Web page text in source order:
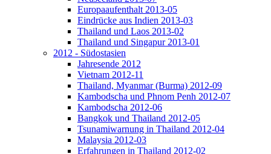
Europaaufenthalt 2013-05
Eindrücke aus Indien 2013-03
Thailand und Laos 2013-02
Thailand und Singapur 2013-01
2012 - Südostasien
Jahresende 2012
Vietnam 2012-11
Thailand, Myanmar (Burma) 2012-09
Kambodscha und Phnom Penh 2012-07
Kambodscha 2012-06
Bangkok und Thailand 2012-05
Tsunamiwarnung in Thailand 2012-04
Malaysia 2012-03
Erfahrungen in Thailand 2012-02